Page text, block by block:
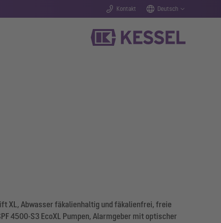
Kontakt Deutsch
XL, Abwasser fäkalienhaltig und fäkalienfrei, freie
4500-S3 EcoXL Pumpen, Alarmgeber mit optischer